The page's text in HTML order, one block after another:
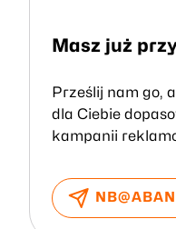
Masz już
Prześlij nam go,
dla Ciebie
kampanii